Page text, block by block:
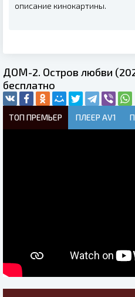
описание кинокартины.
ДОМ-2. Остров любви
бесплатно
ТОП ПРЕМЬЕР ПЛЕЕР AV1